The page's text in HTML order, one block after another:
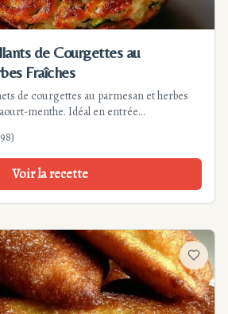
de Courgettes au
Fraîches
de courgettes au parmesan et herbes
menthe. Idéal en entrée
en 40 min. Astuces pour un croustillant
)
Voir la recette